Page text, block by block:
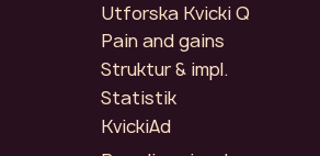
Utforska Kvicki Q
Pain and gains
Struktur & impl.
Statistik
KvickiAd